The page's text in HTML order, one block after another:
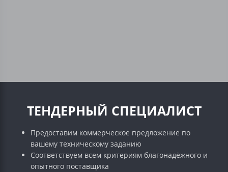
ТЕНДЕРНЫЙ СПЕЦИАЛИСТ
Предоставим коммерческое предложение по
вашему техническому заданию
Соответствуем всем критериям благонадёжного и
опытного поставщика